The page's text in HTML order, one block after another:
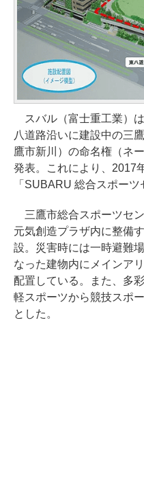
スバル（富士重工業）
八道路沿いに建設中の三
鷹市新川）の命名権（ネ
発表。これにより、2017
「SUBARU 総合スポーツ
三鷹市総合スポーツセ
元気創造プラザ内に整備
設。災害時には一時避難
なった建物内にメインア
配置している。また、多
軽スポーツから競技スポ
とした。